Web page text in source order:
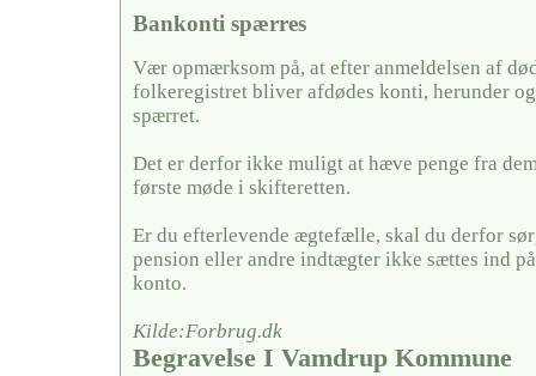
Bankonti spærres
Vær opmærksom på, at efter anmeldelsen af
folkeregistret bliver afdødes konti, herunder
spærret.
Det er derfor ikke muligt at hæve penge fra
første møde i skifteretten.
Er du efterlevende ægtefælle, skal du derfor
pension eller andre indtægter ikke sættes ind
konto.
Kilde:Forbrug.dk
Begravelse I Vamdrup Kommune